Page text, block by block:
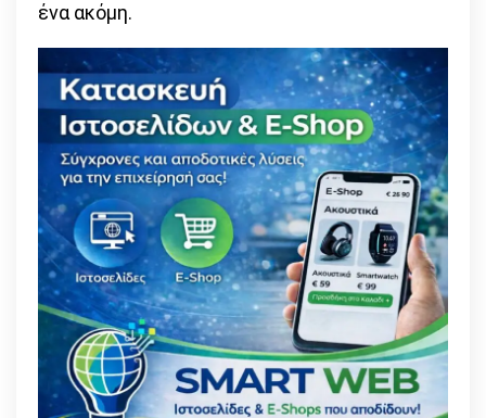
ένα ακόμη.